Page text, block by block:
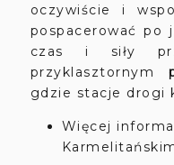
oczywiście i
pospacerować po
czas i siły
przyklasztornym
gdzie stacje drogi
Więcej